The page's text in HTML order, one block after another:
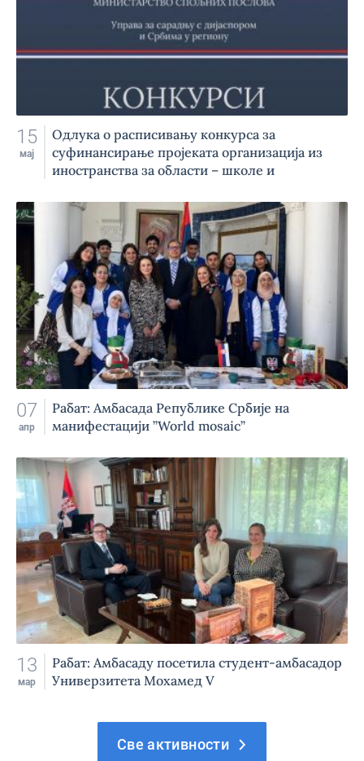
15
мај
Одлука о расписивању конкурса за
суфинансирање пројеката организација из
иностранства за области – школе и
13. маја 2026. године.
07
апр
Рабат: Амбасада Републике Србије на
манифестацији ”World mosaic”
13
мар
Рабат: Амбасаду посетила студент-амбасадор
Универзитета Мохамед V
Све активности